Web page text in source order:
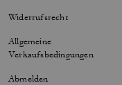
Widerrufsrecht
Allgemeine
Verkaufsbedingungen
Abmelden